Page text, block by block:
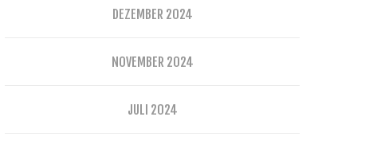
DEZEMBER 2024
NOVEMBER 2024
JULI 2024